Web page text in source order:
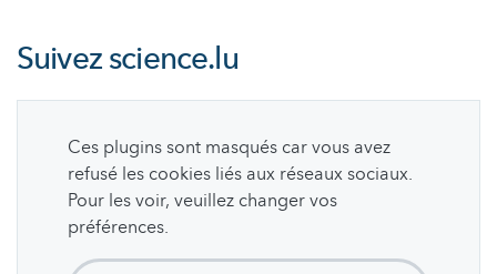
Suivezscience.lu
Ces plugins sont masqués car vous avez
refusé les cookies liés aux réseaux sociaux.
Pour les voir, veuillez changer vos
préférences.